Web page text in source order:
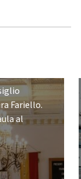
Fariello.
al